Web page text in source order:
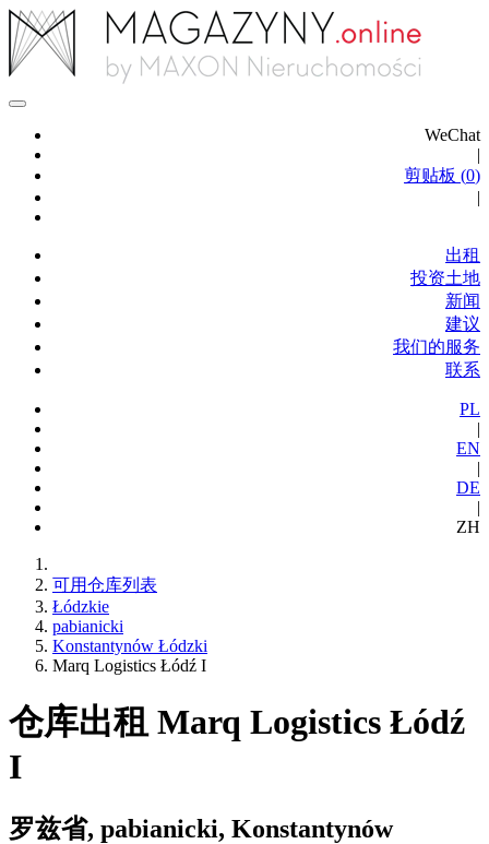
WeChat
|
剪贴板 (0)
|
出租
投资土地
新闻
建议
我们的服务
联系
PL
|
EN
|
DE
|
ZH
可用仓库列表
Łódzkie
pabianicki
Konstantynów Łódzki
Marq Logistics Łódź I
仓库出租 Marq Logistics Łódź
I
罗兹省, pabianicki, Konstantynów